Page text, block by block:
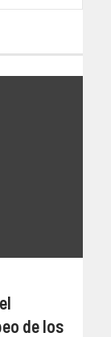
de los